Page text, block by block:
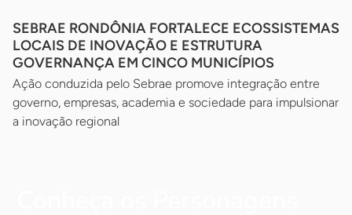
SEBRAE RONDÔNIA FORTALECE ECOSSISTEMAS
LOCAIS DE INOVAÇÃO E ESTRUTURA
GOVERNANÇA EM CINCO MUNICÍPIOS
Ação conduzida pelo Sebrae promove integração entre
governo, empresas, academia e sociedade para impulsionar
a inovação regional